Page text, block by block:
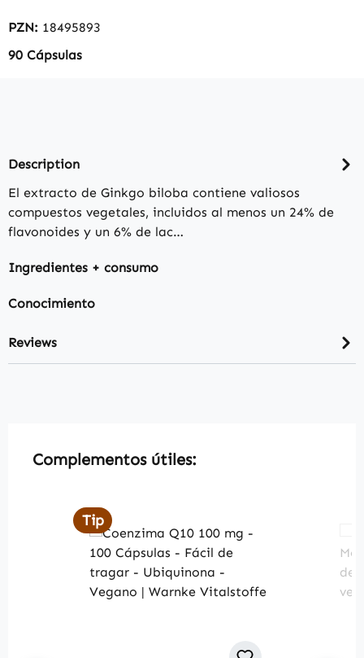
PZN: 18495893
90 Cápsulas
Description
El extracto de Ginkgo biloba contiene valiosos
compuestos vegetales, incluidos al menos un 24% de
flavonoides y un 6% de lac…
Ingredientes + consumo
Conocimiento
Reviews
Skip product gallery
Complementos útiles:
Tip